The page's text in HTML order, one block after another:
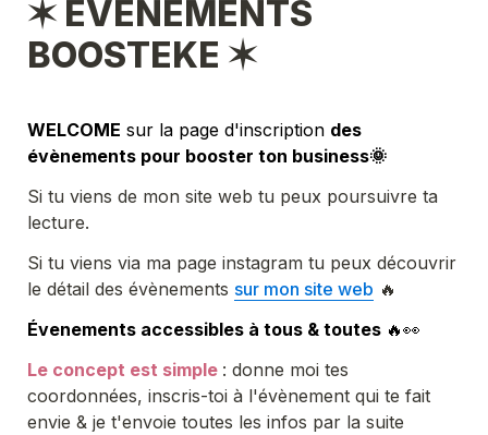
✶ ÉVÈNEMENTS
BOOSTEKE ✶
WELCOME sur la page d'inscription des
évènements pour booster ton business🌞
Si tu viens de mon site web tu peux poursuivre ta
lecture.
Si tu viens via ma page instagram tu peux découvrir
le détail des évènements sur mon site web 🔥
Évenements accessibles à tous & toutes 🔥👀
Le concept est simple : donne moi tes
coordonnées, inscris-toi à l'évènement qui te fait
envie & je t'envoie toutes les infos par la suite